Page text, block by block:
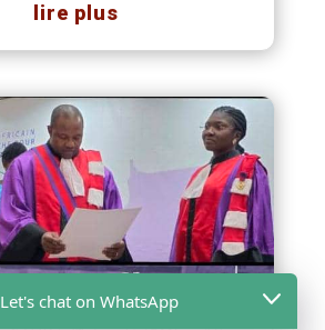
lire plus
Let's chat on WhatsApp